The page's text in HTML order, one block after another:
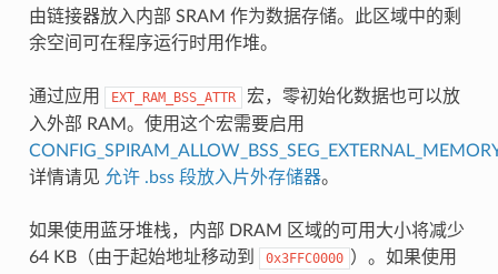
由链接器放入内部 SRAM 作为数据存储。此区域中的剩
余空间可在程序运行时用作堆。
通过应用 EXT_RAM_BSS_ATTR
宏，零初始化数据也可以放
入外部 RAM。使用这个宏需要启用
详情请见 允许 .bss 段放入片外存储器。
如果使用蓝牙堆栈，内部 DRAM 区域的可用大小将减少
64 KB（由于起始地址移动到
0x3FFC0000 ）。如果使用